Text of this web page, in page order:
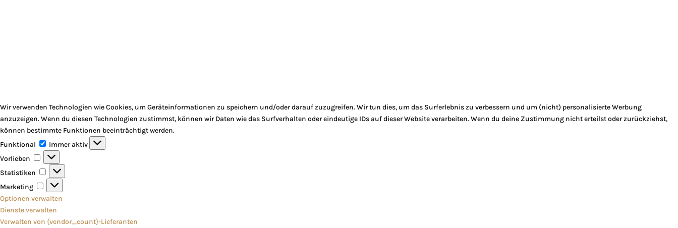
Wir verwenden Technologien wie Cookies, um Geräteinformationen zu speichern und/oder darauf zuzugreifen. Wir tun dies, um das Surferlebnis zu verbessern und um (nicht) personalisierte Werbung
anzuzeigen. Wenn du diesen Technologien zustimmst, können wir Daten wie das Surfverhalten oder eindeutige IDs auf dieser Website verarbeiten. Wenn du deine Zustimmung nicht erteilst oder zurückziehst,
können bestimmte Funktionen beeinträchtigt werden.
Funktional
Funktional
Immer aktiv
Vorlieben
Vorlieben
Statistiken
Statistiken
Marketing
Marketing
Optionen verwalten
Dienste verwalten
Verwalten von {vendor_count}-Lieferanten